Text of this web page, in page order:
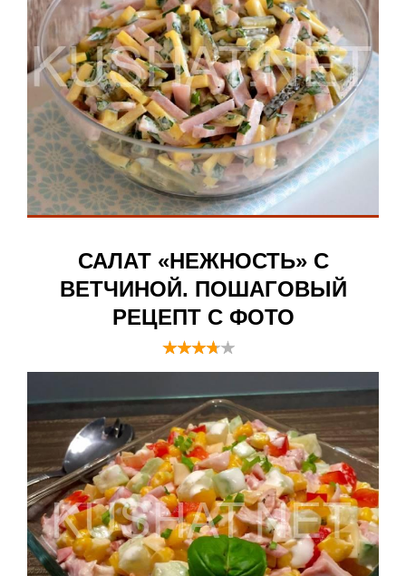
САЛАТ «НЕЖНОСТЬ» С
ВЕТЧИНОЙ. ПОШАГОВЫЙ
РЕЦЕПТ С ФОТО